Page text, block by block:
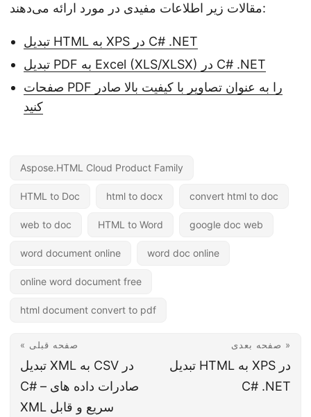
مقالات زیر اطلاعات مفیدی در مورد ارائه می‌دهند:
تبدیل HTML به XPS در C# .NET
تبدیل PDF به Excel (XLS/XLSX) در C# .NET
صفحات PDF را به عنوان تصاویر با کیفیت بالا صادر
کنید
Aspose.HTML Cloud Product Family
HTML to Doc html to docx convert html to doc
web to doc HTML to Word google doc web
word document online word doc online
online word document free
html document convert to pdf
« صفحه قبلی
تبدیل XML به CSV در
C# – صادرات داده های
XML سریع و قابل
صفحه بعدی »
تبدیل HTML به XPS در
C# .NET